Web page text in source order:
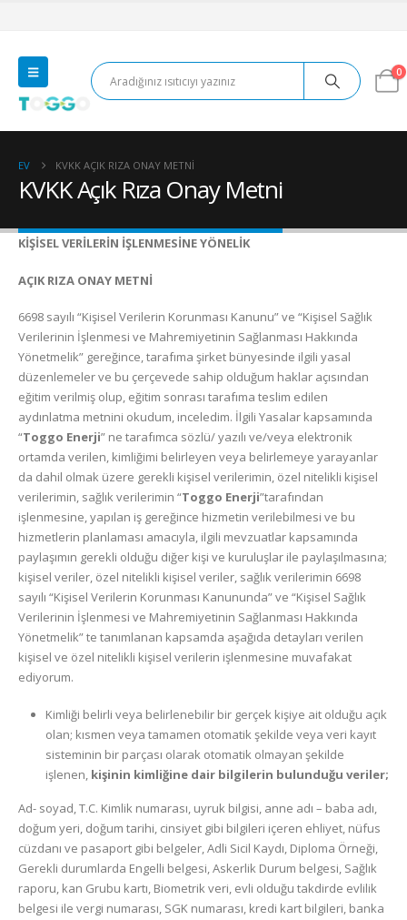
0
EV KVKK AÇIK RIZA ONAY METNI
KVKK Açık Rıza Onay Metni
KİŞİSEL VERİLERİN İŞLENMESİNE YÖNELİK
AÇIK RIZA ONAY METNİ
6698 sayılı “Kişisel Verilerin Korunması Kanunu” ve “Kişisel Sağlık
Verilerinin İşlenmesi ve Mahremiyetinin Sağlanması Hakkında
Yönetmelik” gereğince, tarafıma şirket bünyesinde ilgili yasal
düzenlemeler ve bu çerçevede sahip olduğum haklar açısından
eğitim verilmiş olup, eğitim sonrası tarafıma teslim edilen
aydınlatma metnini okudum, inceledim. İlgili Yasalar kapsamında
“Toggo Enerji” ne tarafımca sözlü/ yazılı ve/veya elektronik
ortamda verilen, kimliğimi belirleyen veya belirlemeye yarayanlar
da dahil olmak üzere gerekli kişisel verilerimin, özel nitelikli kişisel
verilerimin, sağlık verilerimin “Toggo Enerji”tarafından
işlenmesine, yapılan iş gereğince hizmetin verilebilmesi ve bu
hizmetlerin planlaması amacıyla, ilgili mevzuatlar kapsamında
paylaşımın gerekli olduğu diğer kişi ve kuruluşlar ile paylaşılmasına;
kişisel veriler, özel nitelikli kişisel veriler, sağlık verilerimin 6698
sayılı “Kişisel Verilerin Korunması Kanununda” ve “Kişisel Sağlık
Verilerinin İşlenmesi ve Mahremiyetinin Sağlanması Hakkında
Yönetmelik” te tanımlanan kapsamda aşağıda detayları verilen
kişisel ve özel nitelikli kişisel verilerin işlenmesine muvafakat
ediyorum.
Kimliği belirli veya belirlenebilir bir gerçek kişiye ait olduğu açık
olan; kısmen veya tamamen otomatik şekilde veya veri kayıt
sisteminin bir parçası olarak otomatik olmayan şekilde
işlenen,kişinin kimliğine dair bilgilerin bulunduğu veriler;
Ad- soyad, T.C. Kimlik numarası, uyruk bilgisi, anne adı – baba adı,
doğum yeri, doğum tarihi, cinsiyet gibi bilgileri içeren ehliyet, nüfus
cüzdanı ve pasaport gibi belgeler, Adli Sicil Kaydı, Diploma Örneği,
Gerekli durumlarda Engelli belgesi, Askerlik Durum belgesi, Sağlık
raporu, kan Grubu kartı, Biometrik veri, evli olduğu takdirde evlilik
belgesi ile vergi numarası, SGK numarası, kredi kart bilgileri, banka